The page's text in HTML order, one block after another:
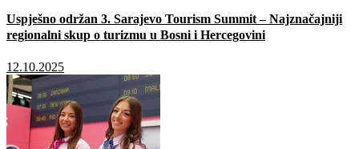
Uspješno održan 3. Sarajevo Tourism Summit – Najznačajniji
regionalni skup o turizmu u Bosni i Hercegovini
12.10.2025